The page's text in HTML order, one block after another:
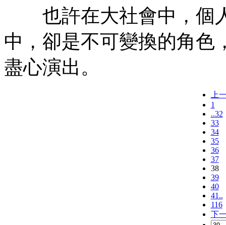
也許在大社會中，個
中，卻是不可變換的角色
盡心演出。
上
1
..32
33
34
35
36
37
38
39
40
41..
116
下